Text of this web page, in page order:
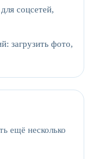
соцсетей,
загрузить фото,
ещё несколько